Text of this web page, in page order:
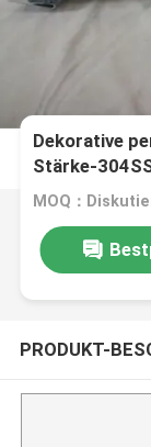
Dekorative
Stärke-
MOQ：
PRODUKT-